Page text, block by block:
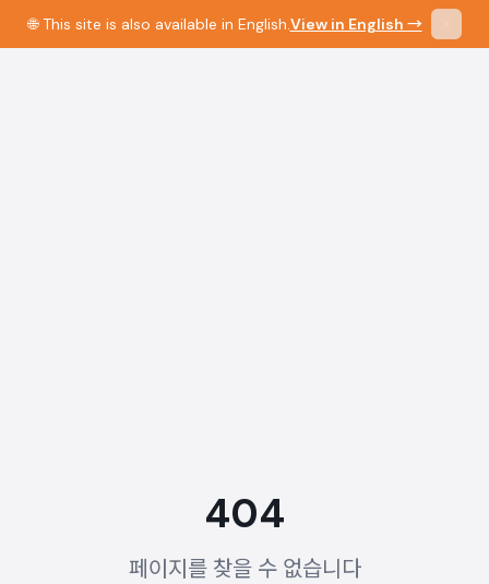
🌐 This site is also available in English.View in English →
404
페이지를 찾을 수 없습니다